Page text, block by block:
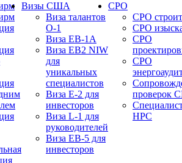
Визы США
Виза талантов
О-1
Виза EB-1A
Виза EB2 NIW
для
уникальных
специалистов
Виза E-2 для
инвесторов
Виза L-1 для
руководителей
Виза EB-5 для
инвесторов
СРО
СРО
СРО
СРО
СРО
проверок
НРС